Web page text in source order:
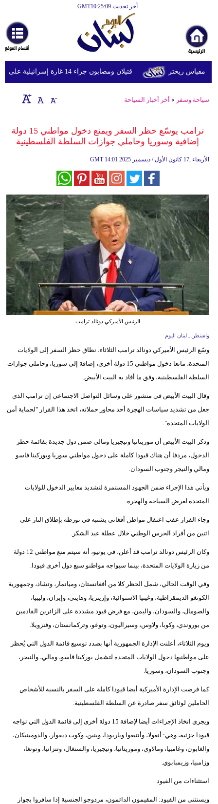
آخر تحديث GMT10:25:09
أخبارعاجلة
رياضة
ثقافة
إقتصاد
وموسيقى
سياحة
وسفر
ديكور
أخبار
إعلام
تعليم
أزياء
إسلامية
وتكنولوجيا
مدوَّنات
فيديو
قتيلان ومصابون جراء 14 غارة إسرائيلية على شرق وجنوب لبنان
سياحة وسفر » أخر أخبار السياحة
ترامب يوسّع حظر السفر ويمنع دخول مواطني 15 دولة
إضافية وسوريا وحاملي جوازات السلطة الفلسطينية
GMT 14:01 2025 الأربعاء ,17 كانون الأول / ديسمبر
الرئيس الأميركي دونالد ترامب
واشنطن ـ لبنان اليوم
وسّع الرئيس الأميركي دونالد ترامب الثلاثاء، نطاق حظر السفر إلى الولايات
المتحدة، مانعا دخول مواطني 15 دولة أخرى، إضافة إلى سوريا، وحاملي جوازات
السلطة الفلسطينية، وفق ما أفاد به البيت الأبيض.
وقال البيت الأبيض في منشور على وسائل التواصل الاجتماعي إن ترامب الذي
جعل من تشديد سياسات الهجرة أحد محاور حملاته، اتخذ هذا القرار "لحماية أمن
الولايات المتحدة".
وذكر البيت الأبيض أن موريتانيا ونيجيريا ومالي ضمن دول جديدة بقائمة حظر
الدخول، مردفا أن هناك قيودا كاملة على دخول مواطني سوريا وبوركينا فاسو
ومالي والنيجر وجنوب السودان.
ويأتي هذا الإجراء ضمن الجهود المستمرة لتشديد معايير الدخول للولايات
المتحدة لغرض السياحة والهجرة.
وجاء القرار عقب اعتقال مواطن أفغاني يشتبه في تورطه بإطلاق النار على
اثنين من أفراد الحرس الوطني خلال عطلة عيد الشكر.
وكان الرئيس دونالد ترامب قد أعلن، في يونيو، أنه سيتم منع مواطني 12 دولة
من زيارة الولايات المتحدة، بينما سيواجه مواطنو سبع دول أخرى قيودا.
وفي الوقت الحالي، شمل الحظر كلا من أفغانستان، وميانمار، وتشاد، وجمهورية
الكونغو الديمقراطية، وغينيا الاستوائية، وإريتريا، وهايتي، وإيران، وليبيا،
والصومال، والسودان، واليمن، مع فرض قيود مشددة على الزائرين القادمين
من بوروندي، وكوبا، ولاوس، وسيراليون، وتوغو، وتركمانستان، وفنزويلا.
ويوم الثلاثاء، أعلنت الإدارة الجمهورية أنها بصدد توسيع قائمة الدول التي يُحظر
على مواطنيها دخول الولايات المتحدة لتشمل بوركينا فاسو، ومالي، والنيجر،
وجنوب السودان، وسوريا.
كما فرضت الإدارة الأميركية أيضا قيودا كاملة على السفر بالنسبة للأشخاص
الحاملين لوثائق سفر صادرة عن السلطة الفلسطينية.
ويجري اتخاذ الإجراءات أيضا لإضافة 15 دولة أخرى إلى قائمة الدول التي تواجه
قيودا جزئية، وهي: أنغولا، وأنتيغوا وباربودا، وبنين، وكوت ديفوار، والدومينيكان،
والغابون، وغامبيا، ومالاوي، وموريتانيا، ونيجيريا، والسنغال، وتنزانيا، وتونغا،
وزامبيا، وزيمبابوي.
استثناءات من القيود
ويستثنى من القيود: المقيمون الدائمون، مزدوجو الجنسية إذا سافروا بجواز